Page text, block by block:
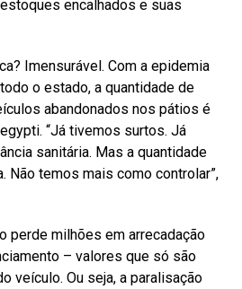
encalhados e suas
Imensurável. Com a epidemia
o estado, a quantidade de
abandonados nos pátios é
“Já tivemos surtos. Já
sanitária. Mas a quantidade
Não temos mais como controlar”,
perde milhões em arrecadação
– valores que só são
veículo. Ou seja, a paralisação